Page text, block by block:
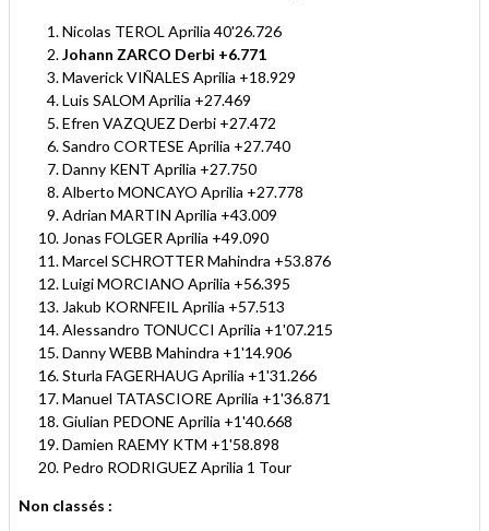
Nicolas TEROL Aprilia 40'26.726
Johann ZARCO Derbi +6.771
Maverick VIÑALES Aprilia +18.929
Luis SALOM Aprilia +27.469
Efren VAZQUEZ Derbi +27.472
Sandro CORTESE Aprilia +27.740
Danny KENT Aprilia +27.750
Alberto MONCAYO Aprilia +27.778
Adrian MARTIN Aprilia +43.009
Jonas FOLGER Aprilia +49.090
Marcel SCHROTTER Mahindra +53.876
Luigi MORCIANO Aprilia +56.395
Jakub KORNFEIL Aprilia +57.513
Alessandro TONUCCI Aprilia +1'07.215
Danny WEBB Mahindra +1'14.906
Sturla FAGERHAUG Aprilia +1'31.266
Manuel TATASCIORE Aprilia +1'36.871
Giulian PEDONE Aprilia +1'40.668
Damien RAEMY KTM +1'58.898
Pedro RODRIGUEZ Aprilia 1 Tour
Non classés :